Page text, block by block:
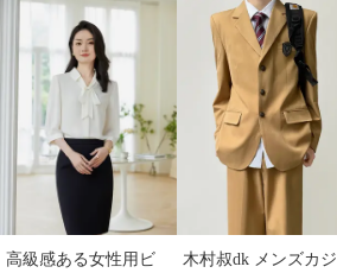
高級感ある女性用ビ
木村叔dk メンズカジ